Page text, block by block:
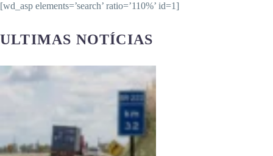
[wd_asp elements=’search’ ratio=’110%’ id=1]
ULTIMAS NOTÍCIAS